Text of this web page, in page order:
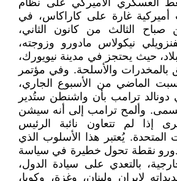
العسكري الأميركي على نظام
غارة على كاراكاس، في
صباح الثالث من كانون الثاني،
نيكولاس مادورو وزوجته،
حيث يحتجز في مدينة نيويورك،
بالمخدرات والأسلحة. وفي مؤتمر
الماضي من الأسبوع الجاري،
دونالد ترامب بأن واشنطن ستُدير
مسمى. وألمح ترامب إلى أنه سيشن
إذا لم تتعاون نائبة الرئيس
المتحدة. يُعتبر هذا الأسلوب الذي
نقطة تحول خطيرة في سياسة
بالتعدي على سيادة الدول،
لإيران ولبنان، وغزة، وكوبا،